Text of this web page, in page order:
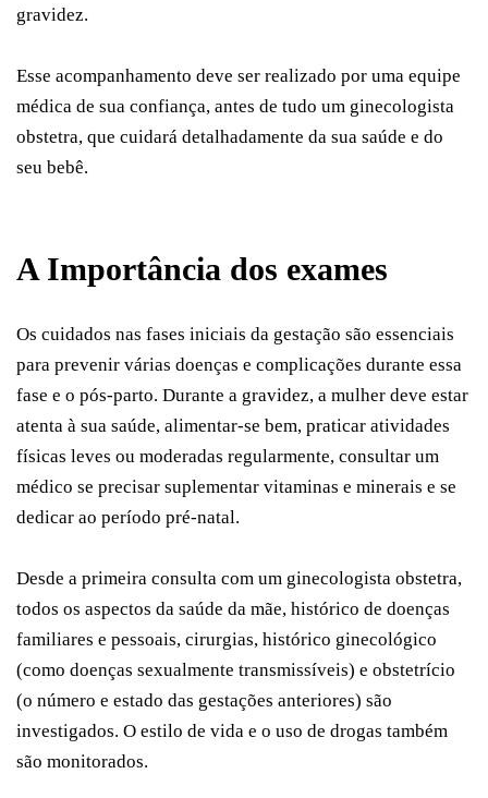
gravidez.
Esse acompanhamento deve ser realizado por uma equipe
médica de sua confiança, antes de tudo um ginecologista
obstetra, que cuidará detalhadamente da sua saúde e do
seu bebê.
A Importância dos exames
Os cuidados nas fases iniciais da gestação são essenciais
para prevenir várias doenças e complicações durante essa
fase e o pós-parto. Durante a gravidez, a mulher deve estar
atenta à sua saúde, alimentar-se bem, praticar atividades
físicas leves ou moderadas regularmente, consultar um
médico se precisar suplementar vitaminas e minerais e se
dedicar ao período pré-natal.
Desde a primeira consulta com um ginecologista obstetra,
todos os aspectos da saúde da mãe, histórico de doenças
familiares e pessoais, cirurgias, histórico ginecológico
(como doenças sexualmente transmissíveis) e obstetrício
(o número e estado das gestações anteriores) são
investigados. O estilo de vida e o uso de drogas também
são monitorados.